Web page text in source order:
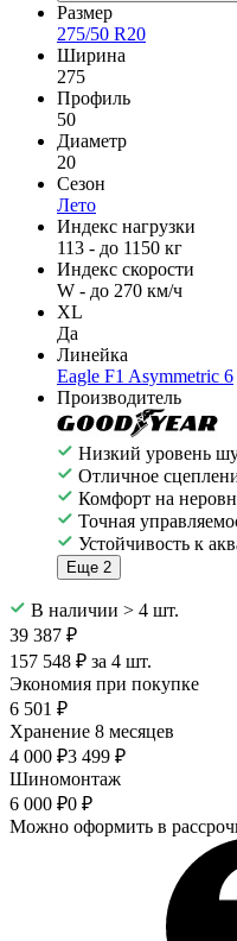
Размер
275/50 R20
Ширина
275
Профиль
50
Диаметр
20
Сезон
Лето
Индекс нагрузки
113 - до 1150 кг
Индекс скорости
W - до 270 км/ч
XL
Да
Линейка
Eagle F1 Asymmetric 6
Производитель
Низкий уровень
Отличное
Комфорт на
Точная
Устойчивость к
Еще 2
В наличии > 4 шт.
39 387 ₽
157 548 ₽ за 4 шт.
Экономия при покупке
6 501 ₽
Хранение 8 месяцев
4 000 ₽3 499 ₽
Шиномонтаж
6 000 ₽0 ₽
Можно оформить в